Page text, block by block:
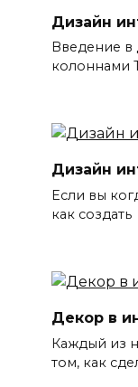
Дизайн
Введение в
колоннами
Дизайн
Если вы
как создать
Декор в
Каждый из
том, как